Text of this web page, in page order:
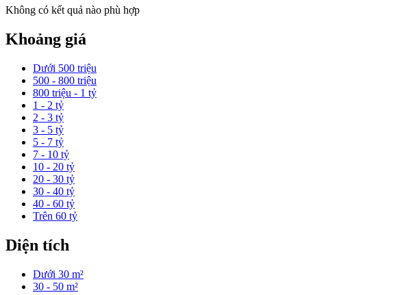
Không có kết quả nào phù hợp
Khoảng giá
Dưới 500 triệu
500 - 800 triệu
800 triệu - 1 tỷ
1 - 2 tỷ
2 - 3 tỷ
3 - 5 tỷ
5 - 7 tỷ
7 - 10 tỷ
10 - 20 tỷ
20 - 30 tỷ
30 - 40 tỷ
40 - 60 tỷ
Trên 60 tỷ
Diện tích
Dưới 30 m²
30 - 50 m²